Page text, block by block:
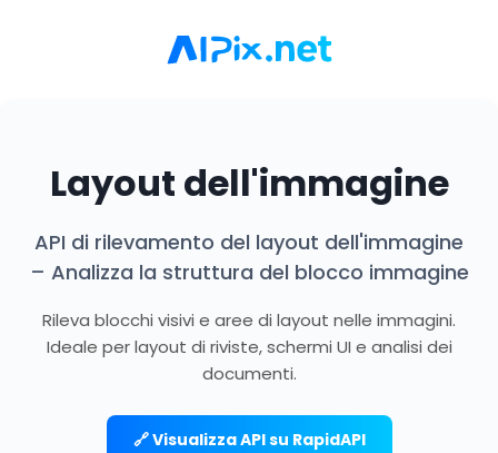
Layout dell'immagine
API di rilevamento del layout dell'immagine
– Analizza la struttura del blocco immagine
Rileva blocchi visivi e aree di layout nelle immagini.
Ideale per layout di riviste, schermi UI e analisi dei
documenti.
🔗 Visualizza API su RapidAPI